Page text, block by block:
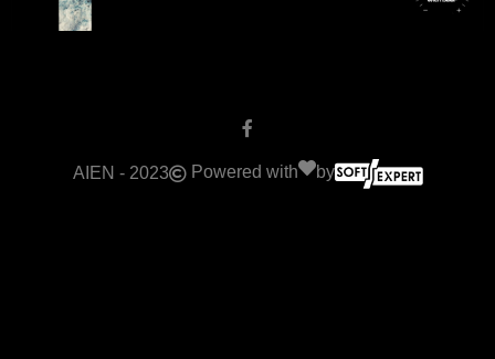
AIEN - 2023 Powered with by